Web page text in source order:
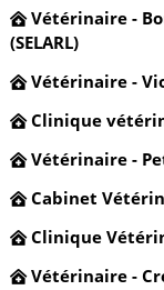
Vétérinaire -
(SELARL)
Vétérinaire -
Clinique
Vétérinaire -
Cabinet
Clinique
Vétérinaire -